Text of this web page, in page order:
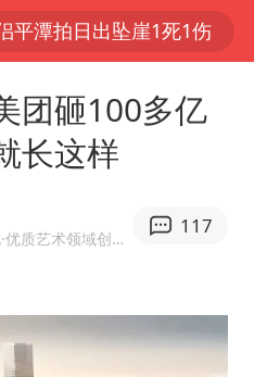
平潭拍日出坠崖1死1伤
豚将正面袭击贯穿浙江
迎来龙餐馆》口碑
商场现钱学森巨幅海报 负责人回应
“不怕六爷挂得多 就怕六爷挂一颗”
民健身事业高质量发展
团砸100多亿
长这样
·优质艺术领域创作者
117